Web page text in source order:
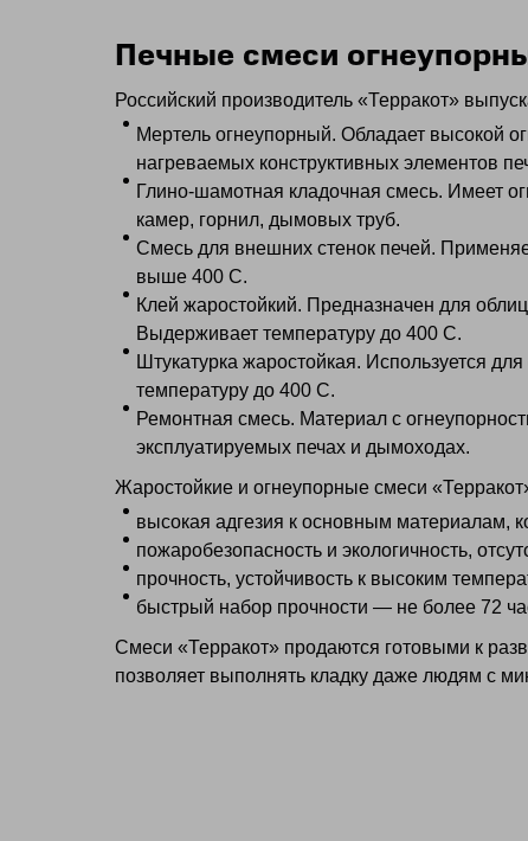
Печные смеси
Российский производитель «Терракот»
Мертель огнеупорный. Обладает высокой
нагреваемых конструктивных элементов
Глино-шамотная кладочная смесь. Имеет
камер, горнил, дымовых труб.
Смесь для внешних стенок печей.
выше 400 С.
Клей жаростойкий. Предназначен для
Выдерживает температуру до 400 С.
Штукатурка жаростойкая. Используется
температуру до 400 С.
Ремонтная смесь. Материал с
эксплуатируемых печах и дымоходах.
Жаростойкие и огнеупорные смеси
высокая адгезия к основным материалам,
пожаробезопасность и экологичность,
прочность, устойчивость к высоким
быстрый набор прочности — не более 72
Смеси «Терракот» продаются готовыми к
позволяет выполнять кладку даже людям с